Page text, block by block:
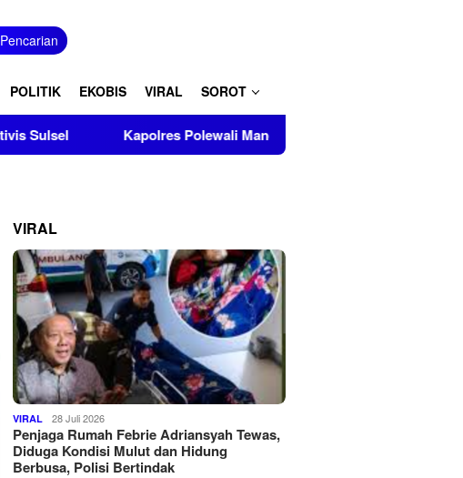
Pencarian
POLITIK EKOBIS VIRAL SOROT
Kapolres Polewali Mandar Turut Musnahkan Barang Bukti
VIRAL
VIRAL 28 Juli 2026
Penjaga Rumah Febrie Adriansyah Tewas,
Diduga Kondisi Mulut dan Hidung
Berbusa, Polisi Bertindak